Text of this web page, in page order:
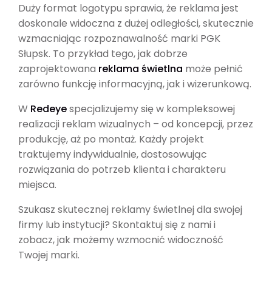
Duży format logotypu sprawia, że reklama jest
doskonale widoczna z dużej odległości, skutecznie
wzmacniając rozpoznawalność marki PGK
Słupsk. To przykład tego, jak dobrze
zaprojektowana reklama świetlna może pełnić
zarówno funkcję informacyjną, jak i wizerunkową.
W Redeyespecjalizujemy się w kompleksowej
realizacji reklam wizualnych – od koncepcji, przez
produkcję, aż po montaż. Każdy projekt
traktujemy indywidualnie, dostosowując
rozwiązania do potrzeb klienta i charakteru
miejsca.
Szukasz skutecznej reklamy świetlnej dla swojej
firmy lub instytucji? Skontaktuj się z nami i
zobacz, jak możemy wzmocnić widoczność
Twojej marki.